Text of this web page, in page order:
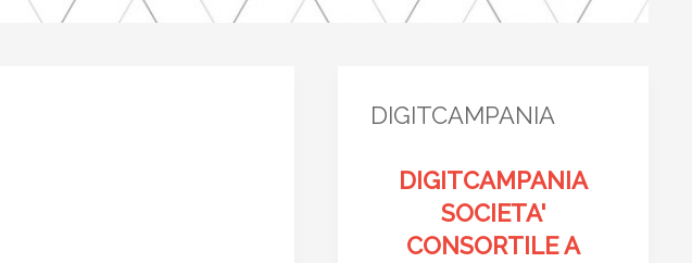
DIGITCAMPANIA
DIGITCAMPANIA
SOCIETA'
CONSORTILE A